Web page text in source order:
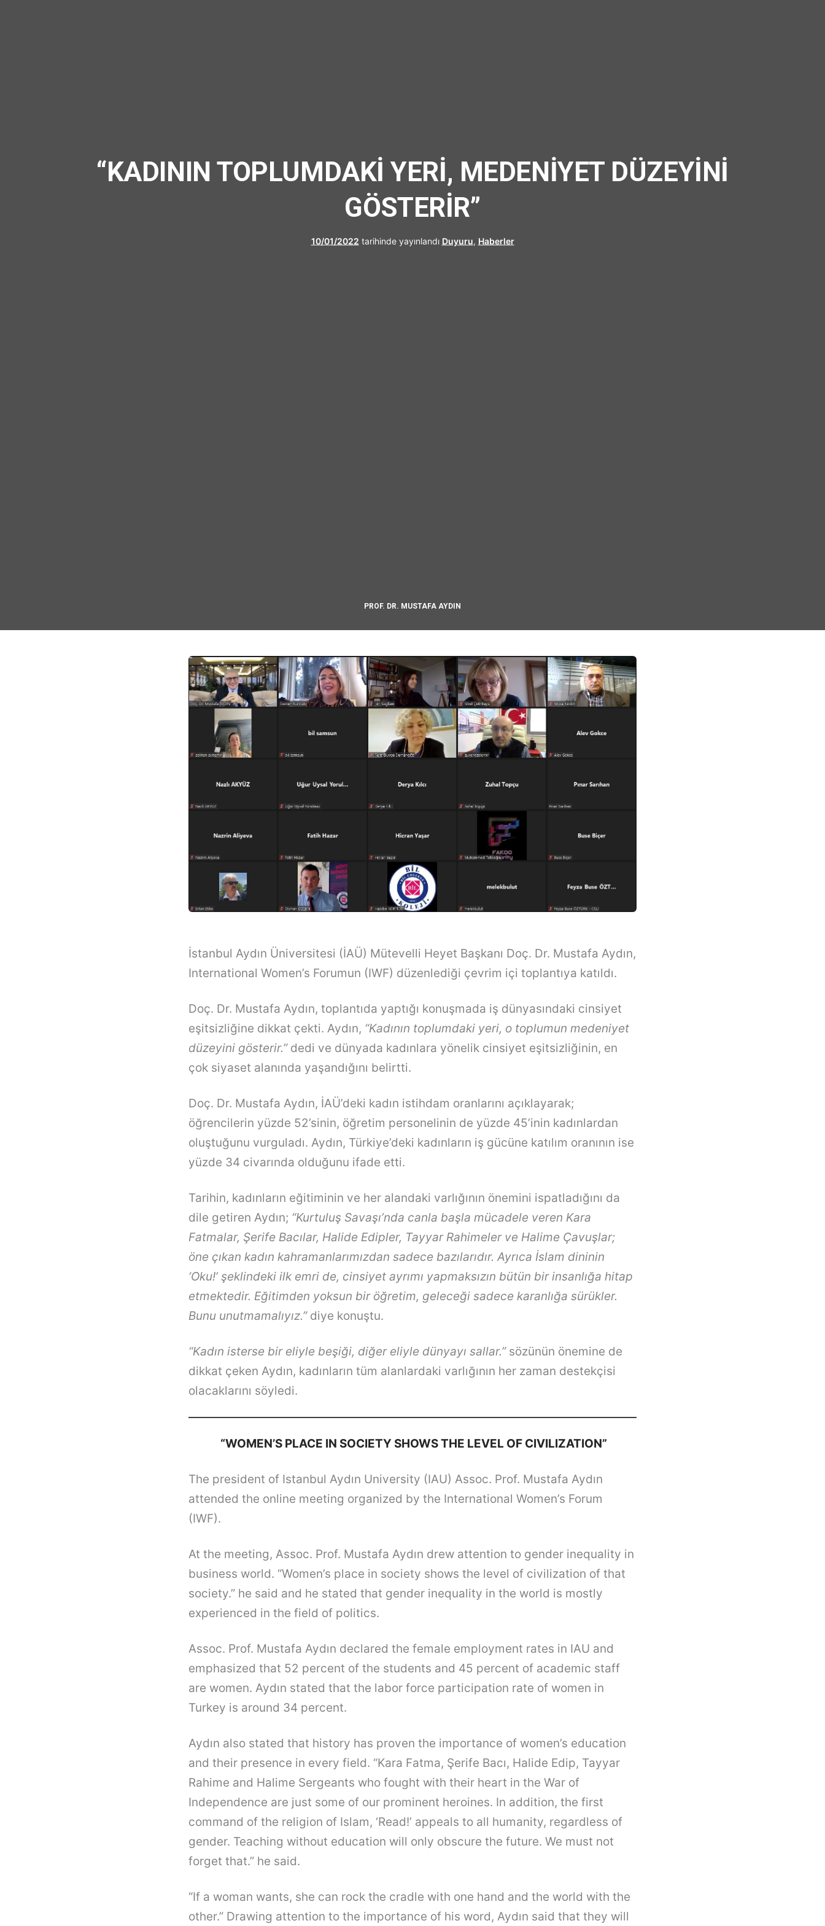
“KADININ TOPLUMDAKİ YERİ, MEDENİYET DÜZEYİNİ
GÖSTERİR”
10/01/2022 tarihinde yayınlandı Duyuru, Haberler
PROF. DR. MUSTAFA AYDIN
İstanbul Aydın Üniversitesi (İAÜ) Mütevelli Heyet Başkanı Doç. Dr. Mustafa Aydın,
International Women’s Forumun (IWF) düzenlediği çevrim içi toplantıya katıldı.
Doç. Dr. Mustafa Aydın, toplantıda yaptığı konuşmada iş dünyasındaki cinsiyet
eşitsizliğine dikkat çekti. Aydın, “Kadının toplumdaki yeri, o toplumun medeniyet
düzeyini gösterir.”dedi ve dünyada kadınlara yönelik cinsiyet eşitsizliğinin, en
çok siyaset alanında yaşandığını belirtti.
Doç. Dr. Mustafa Aydın, İAÜ’deki kadın istihdam oranlarını açıklayarak;
öğrencilerin yüzde 52’sinin, öğretim personelinin de yüzde 45’inin kadınlardan
oluştuğunu vurguladı. Aydın, Türkiye’deki kadınların iş gücüne katılım oranının ise
yüzde 34 civarında olduğunu ifade etti.
Tarihin, kadınların eğitiminin ve her alandaki varlığının önemini ispatladığını da
dile getiren Aydın; “Kurtuluş Savaşı’nda canla başla mücadele veren Kara
Fatmalar, Şerife Bacılar, Halide Edipler, Tayyar Rahimeler ve Halime Çavuşlar;
öne çıkan kadın kahramanlarımızdan sadece bazılarıdır. Ayrıca İslam dininin
‘Oku!’ şeklindeki ilk emri de, cinsiyet ayrımı yapmaksızın bütün bir insanlığa hitap
etmektedir. Eğitimden yoksun bir öğretim, geleceği sadece karanlığa sürükler.
Bunu unutmamalıyız.”diye konuştu.
“Kadın isterse bir eliyle beşiği, diğer eliyle dünyayı sallar.”sözünün önemine de
dikkat çeken Aydın, kadınların tüm alanlardaki varlığının her zaman destekçisi
olacaklarını söyledi.
“WOMEN’S PLACE IN SOCIETY SHOWS THE LEVEL OF CIVILIZATION”
The president of Istanbul Aydın University (IAU) Assoc. Prof. Mustafa Aydın
attended the online meeting organized by the International Women’s Forum
(IWF).
At the meeting, Assoc. Prof. Mustafa Aydın drew attention to gender inequality in
business world. “Women’s place in society shows the level of civilization of that
society.” he said and he stated that gender inequality in the world is mostly
experienced in the field of politics.
Assoc. Prof. Mustafa Aydın declared the female employment rates in IAU and
emphasized that 52 percent of the students and 45 percent of academic staff
are women. Aydın stated that the labor force participation rate of women in
Turkey is around 34 percent.
Aydın also stated that history has proven the importance of women’s education
and their presence in every field. “Kara Fatma, Şerife Bacı, Halide Edip, Tayyar
Rahime and Halime Sergeants who fought with their heart in the War of
Independence are just some of our prominent heroines. In addition, the first
command of the religion of Islam, ‘Read!’ appeals to all humanity, regardless of
gender. Teaching without education will only obscure the future. We must not
forget that.” he said.
“If a woman wants, she can rock the cradle with one hand and the world with the
other.” Drawing attention to the importance of his word, Aydın said that they will